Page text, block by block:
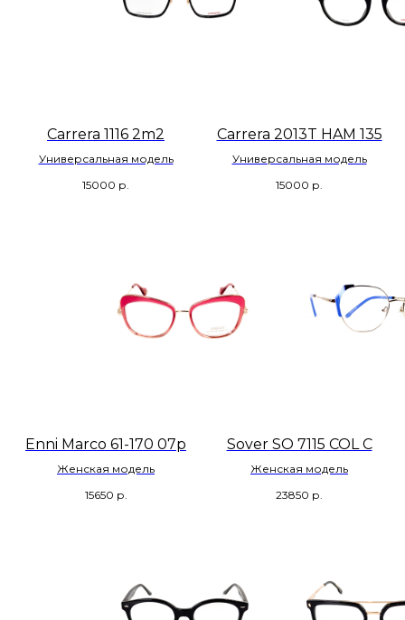
Carrera 1116 2m2
Универсальная модель
15000 р.
Carrera 2013T HAM 135
Универсальная модель
15000 р.
Enni Marco 61-170 07р
Женская модель
15650 р.
Sover SO 7115 COL C
Женская модель
23850 р.